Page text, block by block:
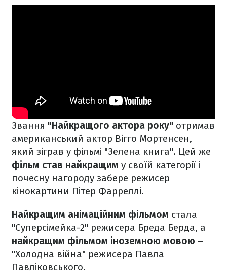
Звання "Найкращого актора року" отримав
американський актор Вігго Мортенсен,
який зіграв у фільмі "Зелена книга". Цей же
фільм став найкращим у своїй категорії і
почесну нагороду забере режисер
кінокартини Пітер Фарреллі.
Найкращим анімаційним фільмом стала
"Суперсімейка-2" режисера Бреда Берда, а
найкращим фільмом іноземною мовою –
"Холодна війна" режисера Павла
Павліковського.